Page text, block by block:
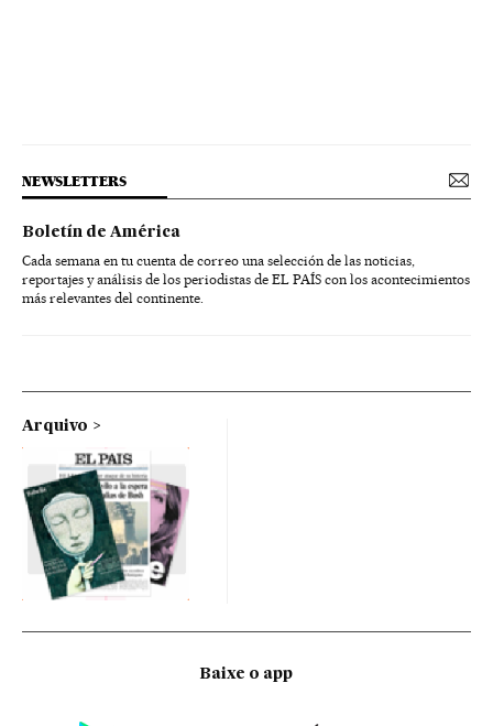
NEWSLETTERS
Boletín de América
Cada semana en tu cuenta de correo una selección de las noticias,
reportajes y análisis de los periodistas de EL PAÍS con los acontecimientos
más relevantes del continente.
Arquivo
Baixe o app